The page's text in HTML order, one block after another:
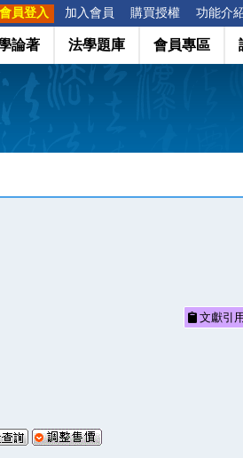
會員登入 加入會員 購買授權 功能介
論著 法學題庫 會員專區
文獻引